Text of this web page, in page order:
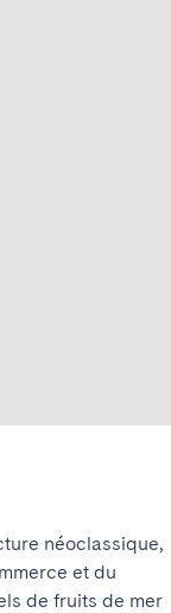
néoclassique,
et du
de fruits de mer